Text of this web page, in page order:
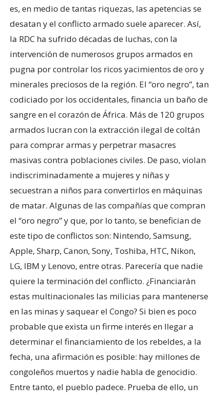
es, en medio de tantas riquezas, las apetencias se
desatan y el conflicto armado suele aparecer. Así,
la RDC ha sufrido décadas de luchas, con la
intervención de numerosos grupos armados en
pugna por controlar los ricos yacimientos de oro y
minerales preciosos de la región. El “oro negro”, tan
codiciado por los occidentales, financia un baño de
sangre en el corazón de África. Más de 120 grupos
armados lucran con la extracción ilegal de coltán
para comprar armas y perpetrar masacres
masivas contra poblaciones civiles. De paso, violan
indiscriminadamente a mujeres y niñas y
secuestran a niños para convertirlos en máquinas
de matar. Algunas de las compañías que compran
el “oro negro” y que, por lo tanto, se benefician de
este tipo de conflictos son: Nintendo, Samsung,
Apple, Sharp, Canon, Sony, Toshiba, HTC, Nikon,
LG, IBM y Lenovo, entre otras. Parecería que nadie
quiere la terminación del conflicto. ¿Financiarán
estas multinacionales las milicias para mantenerse
en las minas y saquear el Congo? Si bien es poco
probable que exista un firme interés en llegar a
determinar el financiamiento de los rebeldes, a la
fecha, una afirmación es posible: hay millones de
congoleños muertos y nadie habla de genocidio.
Entre tanto, el pueblo padece. Prueba de ello, un